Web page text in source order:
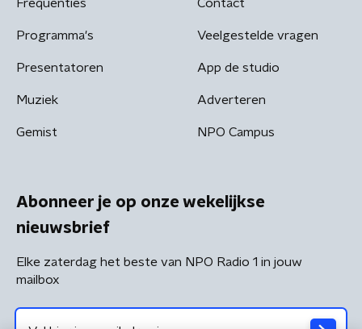
Frequenties
Programma's
Presentatoren
Muziek
Gemist
Contact
Veelgestelde vragen
App de studio
Adverteren
NPO Campus
Abonneer je op onze wekelijkse
nieuwsbrief
Elke zaterdag het beste van NPO Radio 1 in jouw
mailbox